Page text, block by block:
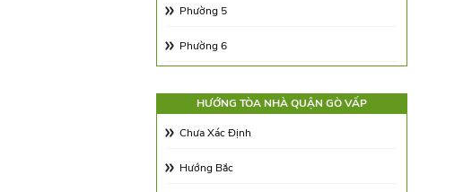
Số 11
số 53
Trần Bình Trọng
20
Phường 5
Phường 6
Phường 8
HƯỚNG TÒA NHÀ QUẬN GÒ VẤP
Chưa Xác Định
Hướng Bắc